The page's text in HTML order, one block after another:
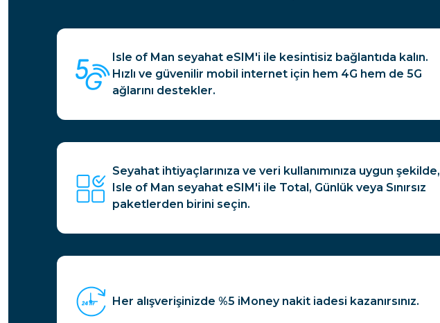
Isle of Man seyahat eSIM'i ile kesintisiz bağlantıda kalın.
Hızlı ve güvenilir mobil internet için hem 4G hem de 5G
ağlarını destekler.
Seyahat ihtiyaçlarınıza ve veri kullanımınıza uygun şekilde,
Isle of Man seyahat eSIM'i ile Total, Günlük veya Sınırsız
paketlerden birini seçin.
Her alışverişinizde %5 iMoney nakit iadesi kazanırsınız.